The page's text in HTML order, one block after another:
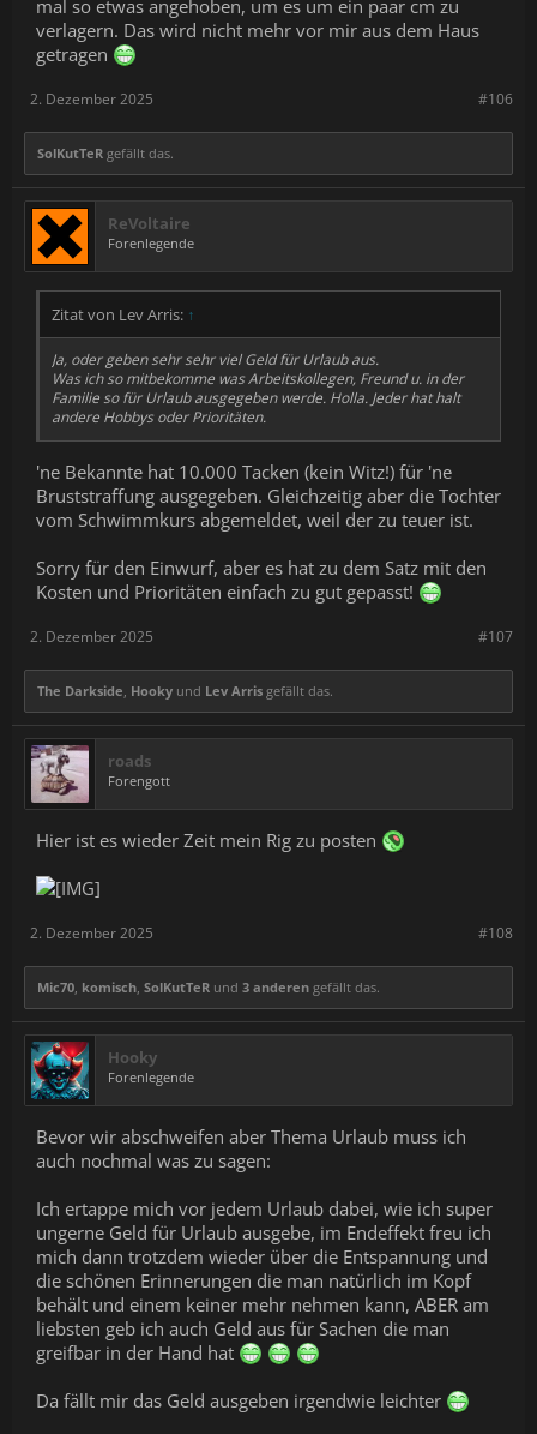
mal so etwas angehoben, um es um ein paar cm zu
verlagern. Das wird nicht mehr vor mir aus dem Haus
getragen
#106
2. Dezember 2025
SolKutTeR gefällt das.
ReVoltaire
Forenlegende
Zitat von Lev Arris: ↑
Ja, oder geben sehr sehr viel Geld für Urlaub aus.
Was ich so mitbekomme was Arbeitskollegen, Freund u. in der
Familie so für Urlaub ausgegeben werde. Holla. Jeder hat halt
andere Hobbys oder Prioritäten.
'ne Bekannte hat 10.000 Tacken (kein Witz!) für 'ne
Bruststraffung ausgegeben. Gleichzeitig aber die Tochter
vom Schwimmkurs abgemeldet, weil der zu teuer ist.
Sorry für den Einwurf, aber es hat zu dem Satz mit den
Kosten und Prioritäten einfach zu gut gepasst!
#107
2. Dezember 2025
The Darkside Hooky und Lev Arris gefällt das.
roads
Forengott
Hier ist es wieder Zeit mein Rig zu posten
#108
2. Dezember 2025
Mic70 komisch SolKutTeR und 3 anderen gefällt das.
Hooky
Forenlegende
Bevor wir abschweifen aber Thema Urlaub muss ich
auch nochmal was zu sagen:
Ich ertappe mich vor jedem Urlaub dabei, wie ich super
ungerne Geld für Urlaub ausgebe, im Endeffekt freu ich
mich dann trotzdem wieder über die Entspannung und
die schönen Erinnerungen die man natürlich im Kopf
behält und einem keiner mehr nehmen kann, ABER am
liebsten geb ich auch Geld aus für Sachen die man
greifbar in der Hand hat
Da fällt mir das Geld ausgeben irgendwie leichter